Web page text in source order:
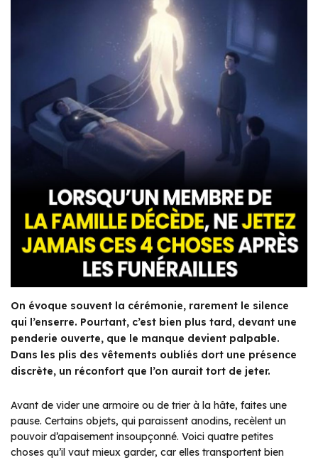
On évoque souvent la cérémonie, rarement le silence
qui l’enserre. Pourtant, c’est bien plus tard, devant une
penderie ouverte, que le manque devient palpable.
Dans les plis des vêtements oubliés dort une présence
discrète, un réconfort que l’on aurait tort de jeter.
Avant de vider une armoire ou de trier à la hâte, faites une
pause. Certains objets, qui paraissent anodins, recèlent un
pouvoir d’apaisement insoupçonné. Voici quatre petites
choses qu’il vaut mieux garder, car elles transportent bien